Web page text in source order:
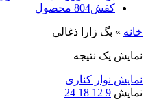
کفش804 محصول
خانه » بگ زارا ذغالی
نمایش یک نتیجه
نمایش نوار کناری
نمایش 9
12
18
24